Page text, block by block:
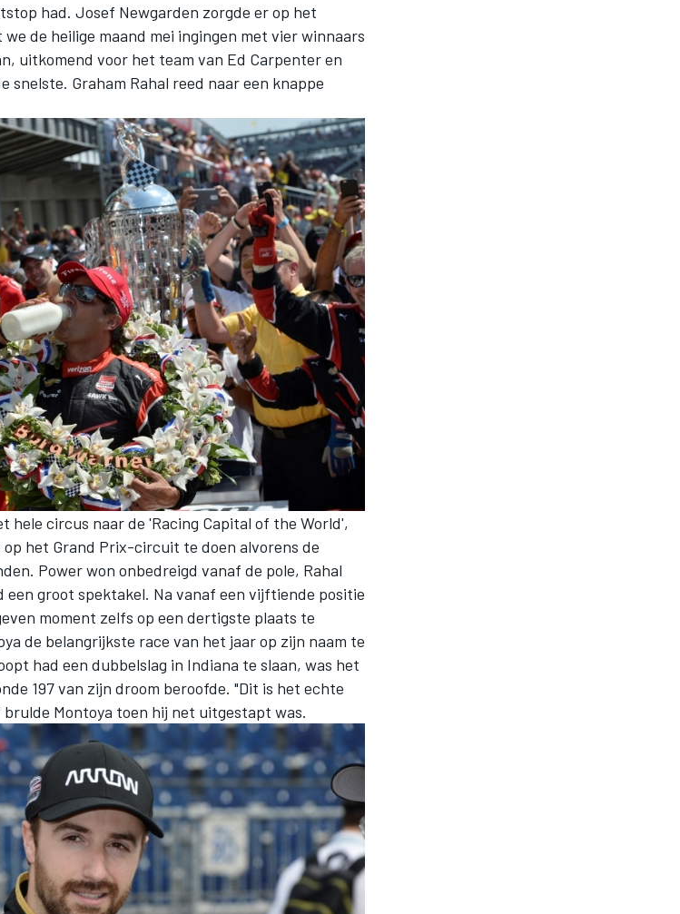
had. Josef Newgarden zorgde er op het
de heilige maand mei ingingen met vier winnaars
uitkomend voor het team van Ed Carpenter en
snelste. Graham Rahal reed naar een knappe
hele circus naar de 'Racing Capital of the World',
op het Grand Prix-circuit te doen alvorens de
Power won onbedreigd vanaf de pole, Rahal
een groot spektakel. Na vanaf een vijftiende positie
moment zelfs op een dertigste plaats te
de belangrijkste race van het jaar op zijn naam te
had een dubbelslag in Indiana te slaan, was het
197 van zijn droom beroofde. "Dit is het echte
Montoya toen hij net uitgestapt was.